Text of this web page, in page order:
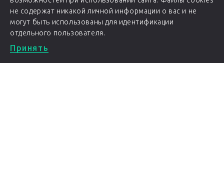
не содержат никакой личной информации о вас и не
могут быть использованы для идентификации
отдельного пользователя.
Принять